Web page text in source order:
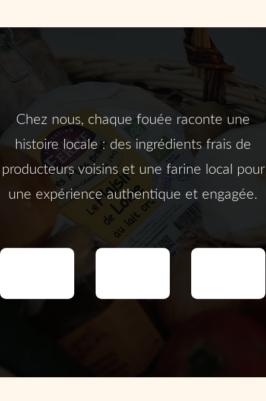
Chez nous, chaque fouée raconte une
histoire locale : des ingrédients frais de
producteurs voisins et une farine local pour
une expérience authentique et engagée.